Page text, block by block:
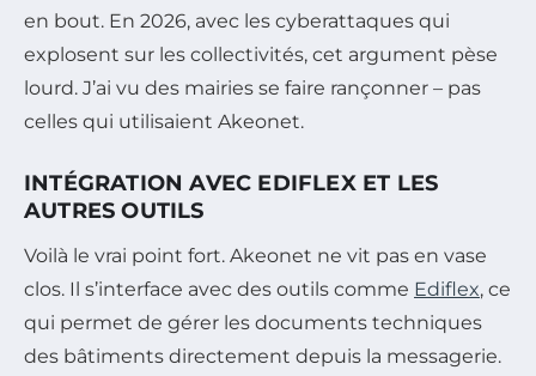
en bout. En 2026, avec les cyberattaques qui
explosent sur les collectivités, cet argument pèse
lourd. J’ai vu des mairies se faire rançonner – pas
celles qui utilisaient Akeonet.
INTÉGRATION AVEC EDIFLEX ET LES
AUTRES OUTILS
Voilà le vrai point fort. Akeonet ne vit pas en vase
clos. Il s’interface avec des outils comme Ediflex, ce
qui permet de gérer les documents techniques
des bâtiments directement depuis la messagerie.